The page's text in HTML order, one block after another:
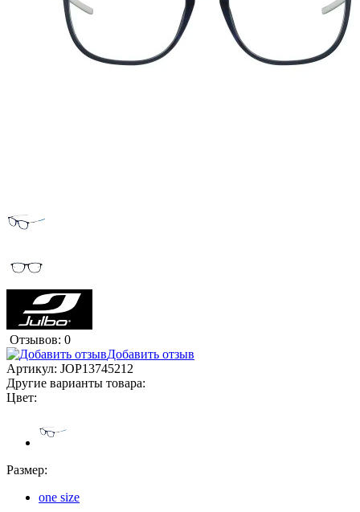
Отзывов: 0
Добавить отзыв
Артикул: JOP13745212
Другие варианты товара:
Цвет:
Размер:
one size